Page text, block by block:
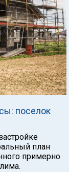
поселок
план
примерно